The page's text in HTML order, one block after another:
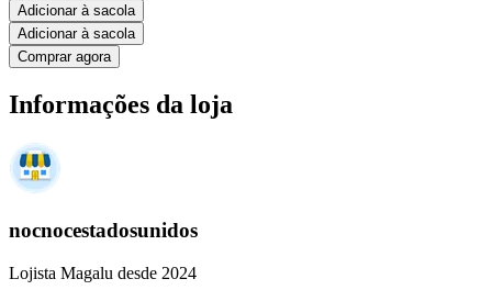
Adicionar à sacola
Adicionar à sacola
Comprar agora
Informações da loja
nocnocestadosunidos
Lojista Magalu desde 2024